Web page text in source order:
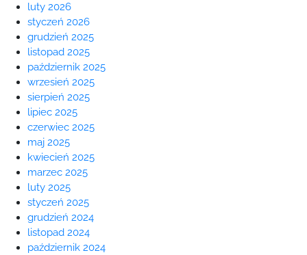
luty 2026
styczeń 2026
grudzień 2025
listopad 2025
październik 2025
wrzesień 2025
sierpień 2025
lipiec 2025
czerwiec 2025
maj 2025
kwiecień 2025
marzec 2025
luty 2025
styczeń 2025
grudzień 2024
listopad 2024
październik 2024